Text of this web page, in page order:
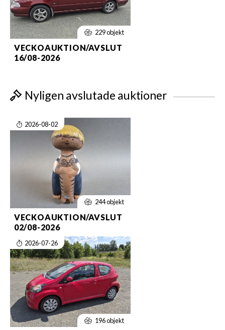
229 objekt
VECKOAUKTION/AVSLUT
16/08-2026
Nyligen avslutade auktioner
2026-08-02
244 objekt
VECKOAUKTION/AVSLUT
02/08-2026
2026-07-26
196 objekt